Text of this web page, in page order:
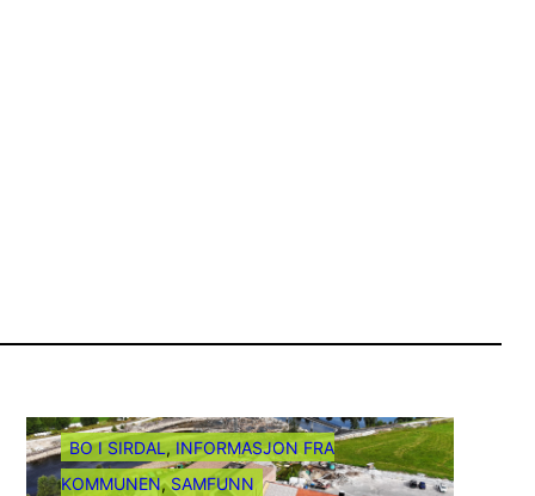
BO I SIRDAL, INFORMASJON FRA
KOMMUNEN, SAMFUNN